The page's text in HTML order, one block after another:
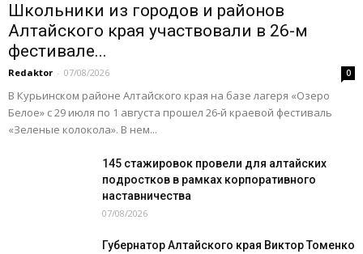
Школьники из городов и районов
Алтайского края участвовали в 26-м
фестивале...
Redaktor - 07/08/2026 0
В Курьинском районе Алтайского края на базе лагеря «Озеро
Белое» с 29 июля по 1 августа прошел 26‑й краевой фестиваль
«Зеленые колокола». В нем...
145 стажировок провели для алтайских
подростков в рамках корпоративного
наставничества
07/08/2026
Губернатор Алтайского края Виктор Томенко